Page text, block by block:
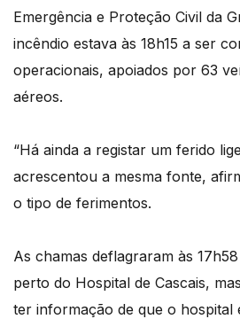
Emergência e Proteção Civil da
incêndio estava às 18h15 a ser
operacionais, apoiados por 63
aéreos.
“Há ainda a registar um ferido
acrescentou a mesma fonte,
o tipo de ferimentos.
As chamas deflagraram às
perto do Hospital de Cascais,
ter informação de que o hospital